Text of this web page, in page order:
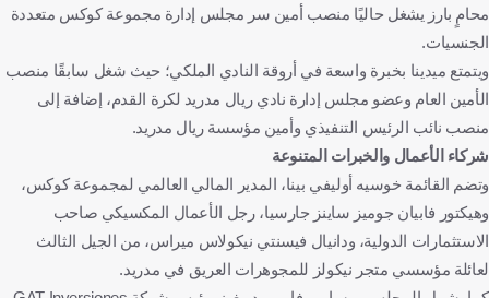
محامٍ بارز يشغل حاليًا منصب أمين سر مجلس إدارة مجموعة كوكس متعددة
الجنسيات.
ويتمتع ميدينا بخبرة واسعة في أروقة النادي الملكي؛ حيث شغل سابقًا منصب
الأمين العام وعضو مجلس إدارة نادي ريال مدريد لكرة القدم، إضافة إلى
منصب نائب الرئيس التنفيذي وأمين مؤسسة ريال مدريد.
شركاء الأعمال والخبرات المتنوعة
وتضم القائمة خوسيه أوليفي بينا، المدير المالي العالمي لمجموعة كوكس،
وهيكتور فابيان جوميز ساينز جارسيا، رجل الأعمال المكسيكي صاحب
الاستثمارات الدولية، ودانيال فيسنتي نيكولاس ميراس، من الجيل الثالث
لعائلة مؤسسي متجر نيكولز للمجوهرات العريق في مدريد.